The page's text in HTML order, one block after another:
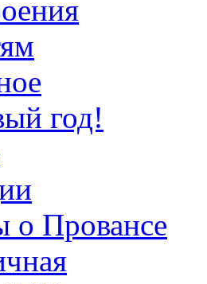
год!
о Провансе